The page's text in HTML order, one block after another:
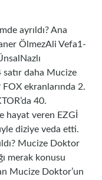
ayrıldı? Ana
ÖlmezAli Vefa1-
satır daha Mucize
FOX ekranlarında 2.
40.
hayat veren EZGİ
diziye veda etti.
Mucize Doktor
merak konusu
Mucize Doktor’un